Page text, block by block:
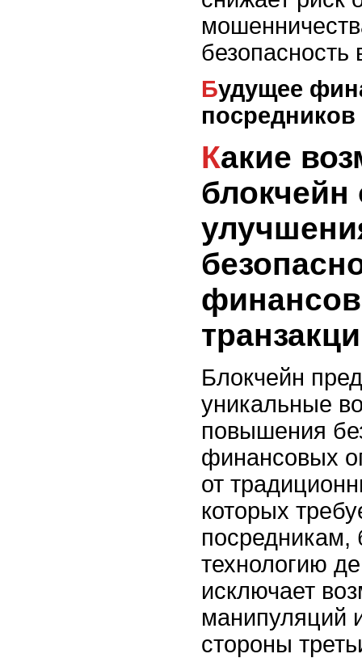
безопасность
Будущее финансов без
посредников
Какие возможности
блокчейн
Блокчейн
уникальные
повышения
финансовых
от
которых
посредникам,
технологию
исключает
манипуляций
стороны